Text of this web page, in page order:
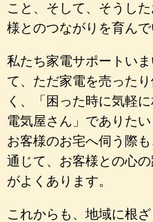
こと、そして、そうし
様とのつながりを育んで
私たち家電サポートい
て、ただ家電を売った
く、「困った時に気軽
電気屋さん」でありたい
お客様のお宅へ伺う際
通じて、お客様との心
がよくあります。
これからも、地域に根